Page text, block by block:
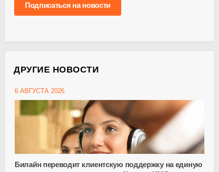
Подписаться на новости
ДРУГИЕ НОВОСТИ
6 АВГУСТА 2026
Билайн переводит клиентскую поддержку на единую